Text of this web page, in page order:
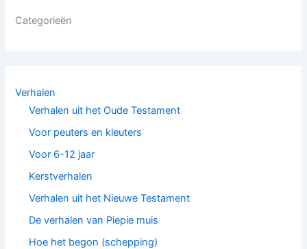
Categorieën
Verhalen
Verhalen uit het Oude Testament
Voor peuters en kleuters
Voor 6-12 jaar
Kerstverhalen
Verhalen uit het Nieuwe Testament
De verhalen van Piepie muis
Hoe het begon (schepping)